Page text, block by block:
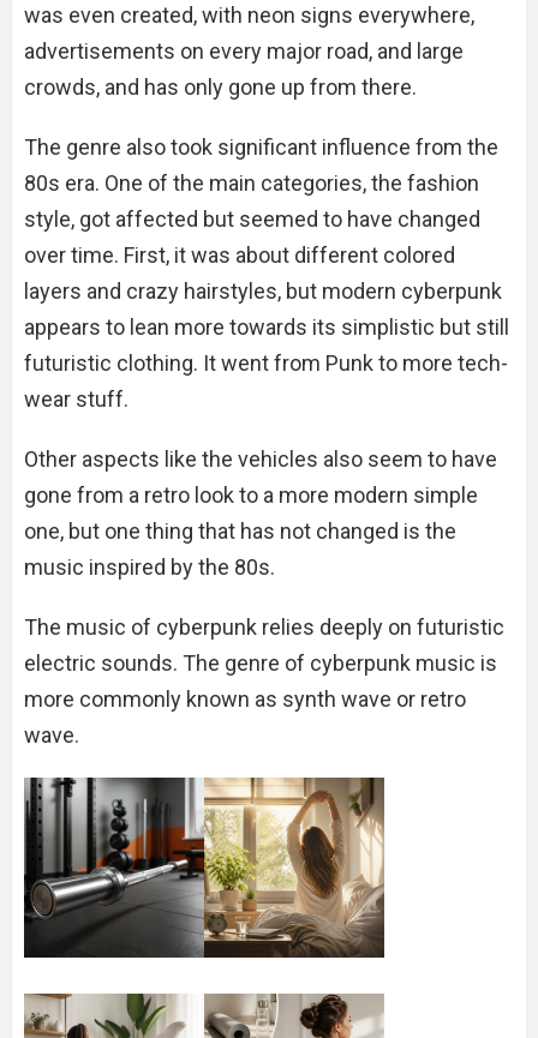
was even created, with neon signs everywhere,
advertisements on every major road, and large
crowds, and has only gone up from there.
The genre also took significant influence from the
80s era. One of the main categories, the fashion
style, got affected but seemed to have changed
over time. First, it was about different colored
layers and crazy hairstyles, but modern cyberpunk
appears to lean more towards its simplistic but still
futuristic clothing. It went from Punk to more tech-
wear stuff.
Other aspects like the vehicles also seem to have
gone from a retro look to a more modern simple
one, but one thing that has not changed is the
music inspired by the 80s.
The music of cyberpunk relies deeply on futuristic
electric sounds. The genre of cyberpunk music is
more commonly known as synth wave or retro
wave.